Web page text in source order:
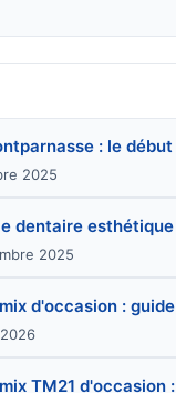
: le
2025
dentaire
2025
d'occasion :
TM21